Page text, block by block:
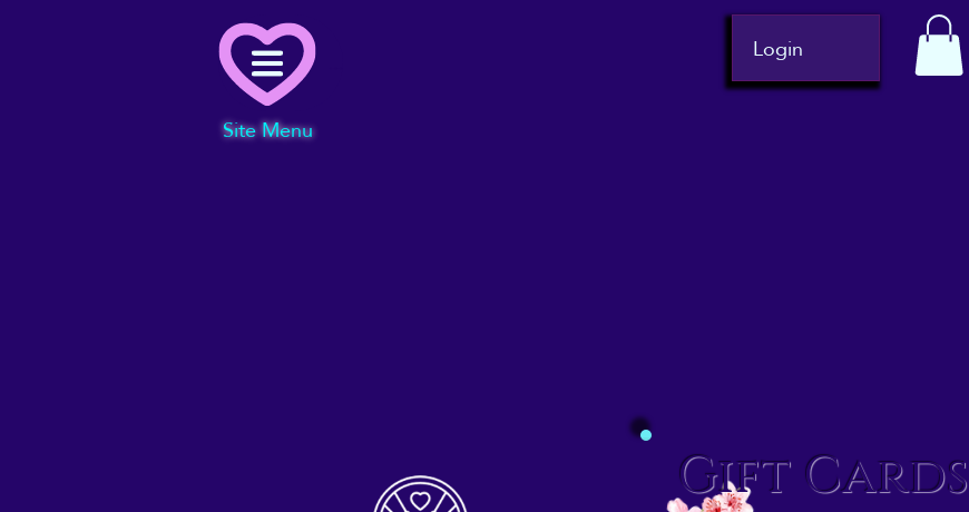
Site Menu
Login
Gift Cards